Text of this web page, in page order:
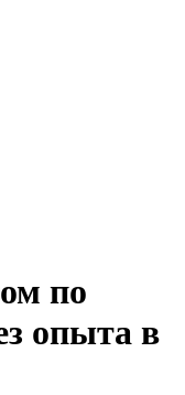
по
опыта в